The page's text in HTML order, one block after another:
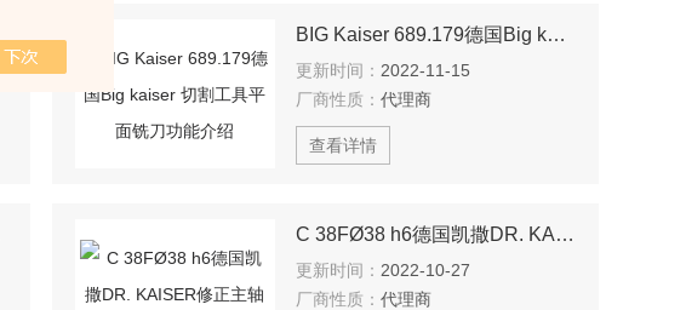
BIG Kaiser 689.179德国Big kaiser 切割工具平面铣刀功能介绍
更新时间： 2022-11-15
厂商性质： 代理商
查看详情
C 38FØ38 h6德国凯撒DR. KAISER修正主轴 优势供应
更新时间： 2022-10-27
厂商性质： 代理商